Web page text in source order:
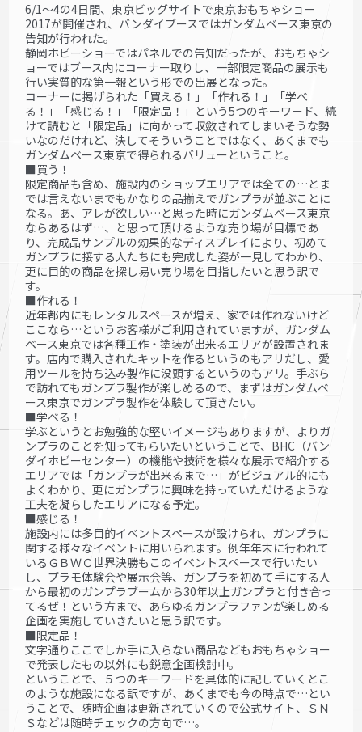
6/1～4の4日間、東京ビッグサイトで東京おもちゃショー
2017が開催され、バンダイブースではガンダムベース東京の
告知が行われた。
静岡ホビーショーではパネルでの告知だったが、おもちゃシ
ョーではブース内にコーナー取りし、一部限定商品の展示も
行い実質的な第一報という形での出展となった。
コーナーに掲げられた「買える！」「作れる！」「学べ
る！」「感じる！」「限定品！」という5つのキーワード、続
けて読むと「限定品」に向かって収斂されてしまいそうな勢
いなのだけれど、決してそういうことではなく、あくまでも
ガンダムベース東京で得られるバリューということ。
■買う！
限定商品も含め、施設内のショップエリアでは全ての…とま
では言えないまでもかなりの品揃えでガンプラが並ぶことに
なる。あ、アレが欲しい…と思った時にガンダムベース東京
ならあるはず…、と思って頂けるような売り場が目標であ
り、完成品サンプルの効果的なディスプレイにより、初めて
ガンプラに接する人たちにも完成した姿が一見してわかり、
更に目的の商品を探し易い売り場を目指したいと思う訳で
す。
■作れる！
近年都内にもレンタルスペースが増え、家では作れないけど
ここなら…というお客様がご利用されていますが、ガンダム
ベース東京では各種工作・塗装が出来るエリアが設置されま
す。店内で購入されたキットを作るというのもアリだし、愛
用ツールを持ち込み製作に没頭するというのもアリ。手ぶら
で訪れてもガンプラ製作が楽しめるので、まずはガンダムベ
ース東京でガンプラ製作を体験して頂きたい。
■学べる！
学ぶというとお勉強的な堅いイメージもありますが、よりガ
ンプラのことを知ってもらいたいということで、BHC（バン
ダイホビーセンター）の機能や技術を様々な展示で紹介する
エリアでは「ガンプラが出来るまで…」がビジュアル的にも
よくわかり、更にガンプラに興味を持っていただけるような
工夫を凝らしたエリアになる予定。
■感じる！
施設内には多目的イベントスペースが設けられ、ガンプラに
関する様々なイベントに用いられます。例年年末に行われて
いるＧＢＷＣ世界決勝もこのイベントスペースで行いたい
し、プラモ体験会や展示会等、ガンプラを初めて手にする人
から最初のガンプラブームから30年以上ガンプラと付き合っ
てるぜ！という方まで、あらゆるガンプラファンが楽しめる
企画を実施していきたいと思う訳です。
■限定品！
文字通りここでしか手に入らない商品などもおもちゃショー
で発表したもの以外にも鋭意企画検討中。
ということで、５つのキーワードを具体的に記していくとこ
のような施設になる訳ですが、あくまでも今の時点で…とい
うことで、随時企画は更新されていくので公式サイト、ＳＮ
Ｓなどは随時チェックの方向で…。